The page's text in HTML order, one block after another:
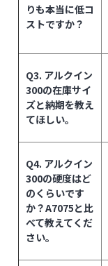
りも本当に低コ
ストですか？
Q3. アルクイン
300の在庫サイ
ズと納期を教え
てほしい。
Q4. アルクイン
300の硬度はど
のくらいです
か？A7075と比
べて教えてくだ
さい。